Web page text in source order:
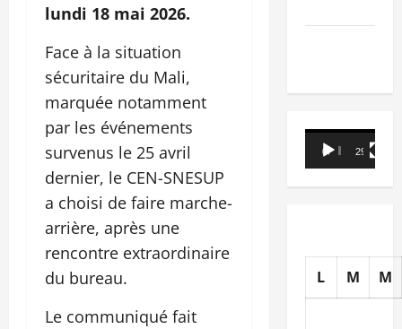
lundi 18 mai 2026.
Face à la situation
sécuritaire du Mali,
marquée notamment
par les événements
survenus le 25 avril
dernier, le CEN-SNESUP
a choisi de faire marche-
arrière, après une
rencontre extraordinaire
du bureau.
Le communiqué fait
Lecteur
vidéo
00:00 29:21
L M M